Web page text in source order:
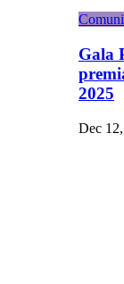
Gala
2025
Dec